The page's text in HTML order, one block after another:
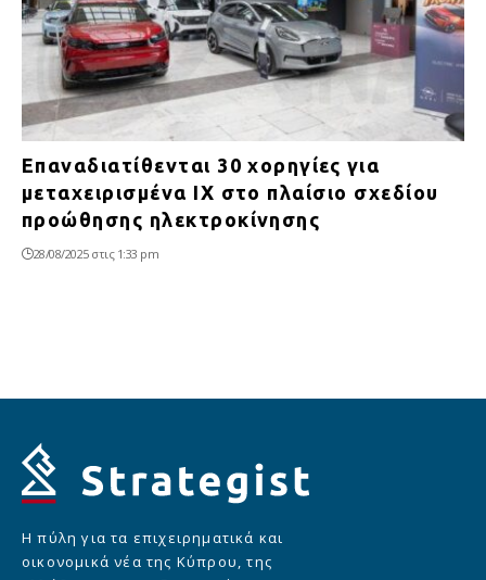
Επαναδιατίθενται 30 χορηγίες για
μεταχειρισμένα ΙΧ στο πλαίσιο σχεδίου
προώθησης ηλεκτροκίνησης
28/08/2025 στις 1:33 pm
Η πύλη για τα επιχειρηματικά και
οικονομικά νέα της Κύπρου, της